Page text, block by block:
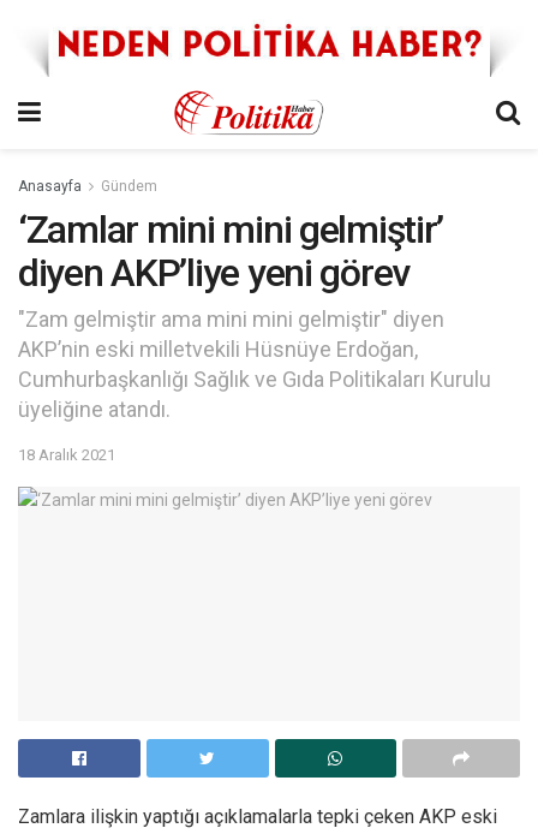
Anasayfa Gündem
‘Zamlar mini mini gelmiştir’
diyen AKP’liye yeni görev
"Zam gelmiştir ama mini mini gelmiştir" diyen
AKP’nin eski milletvekili Hüsnüye Erdoğan,
Cumhurbaşkanlığı Sağlık ve Gıda Politikaları Kurulu
üyeliğine atandı.
18 Aralık 2021
Zamlara ilişkin yaptığı açıklamalarla tepki çeken AKP eski